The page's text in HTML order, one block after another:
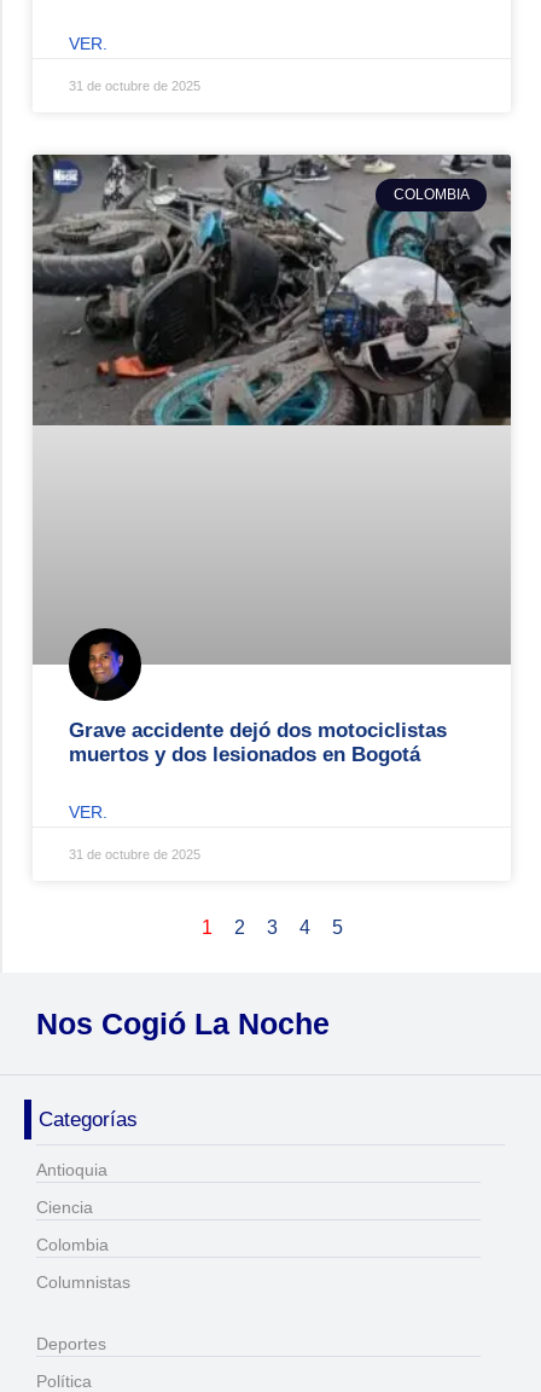
VER.
31 de octubre de 2025
COLOMBIA
Grave accidente dejó dos motociclistas
muertos y dos lesionados en Bogotá
VER.
31 de octubre de 2025
1 2 3 4 5
Nos Cogió La Noche
Categorías
Antioquia
Ciencia
Colombia
Columnistas
Deportes
Política